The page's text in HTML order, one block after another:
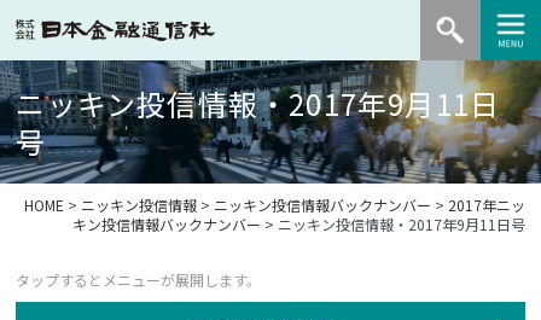
ニッキン投信情報・2017年9月11日
号
HOME > ニッキン投信情報> ニッキン投信情報バックナンバー > 2017年ニッ
キン投信情報バックナンバー > ニッキン投信情報・2017年9月11日号